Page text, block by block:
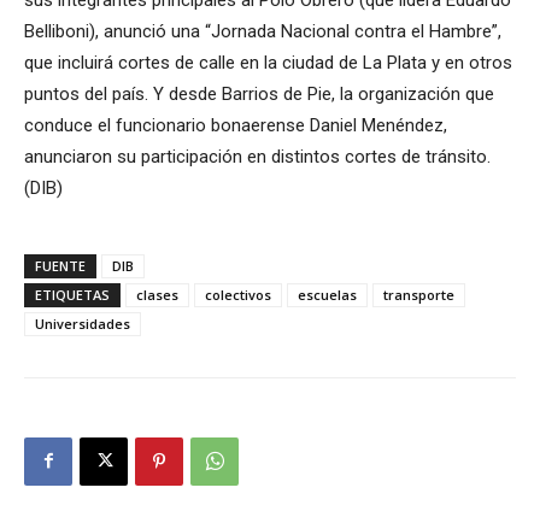
Belliboni), anunció una “Jornada Nacional contra el Hambre”,
que incluirá cortes de calle en la ciudad de La Plata y en otros
puntos del país. Y desde Barrios de Pie, la organización que
conduce el funcionario bonaerense Daniel Menéndez,
anunciaron su participación en distintos cortes de tránsito.
(DIB)
FUENTE
DIB
ETIQUETAS
clases colectivos escuelas
transporte
Universidades